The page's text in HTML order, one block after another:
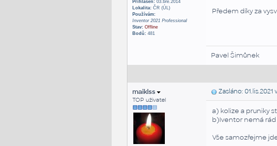
Přihlášen:03.bře.2014
Lokalita:ČR (ÚL)
Používám:
Inventor 2021 Professional
Stav: Offline
Bodů:481
Předem díky za
Pavel Šimůnek
maiklss
TOP uživatel
Zasláno: 01.lis.2021
a) kolize a pruniky
b)Iventor nemá
Vše samozřejme